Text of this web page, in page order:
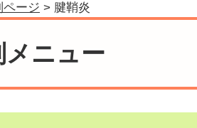
ページ > 腱鞘炎
メニュー